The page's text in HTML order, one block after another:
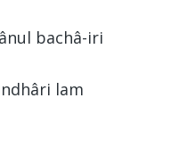
bachâ-iri
lam